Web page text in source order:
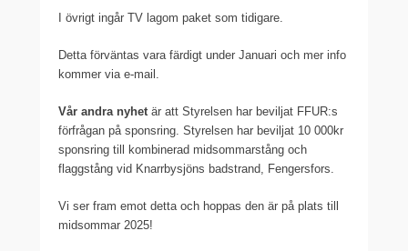
I övrigt ingår TV lagom paket som tidigare.
Detta förväntas vara färdigt under Januari och mer info
kommer via e-mail.
Vår andra nyhet är att Styrelsen har beviljat FFUR:s
förfrågan på sponsring. Styrelsen har beviljat 10 000kr
sponsring till kombinerad midsommarstång och
flaggstång vid Knarrbysjöns badstrand, Fengersfors.
Vi ser fram emot detta och hoppas den är på plats till
midsommar 2025!